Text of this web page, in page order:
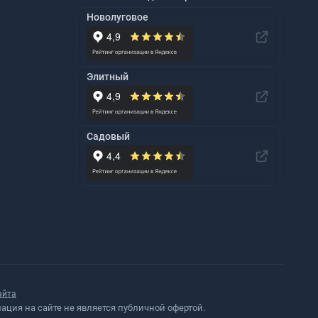
Новолуговое
Элитный
Садовый
на сайте не является публичной офертой.